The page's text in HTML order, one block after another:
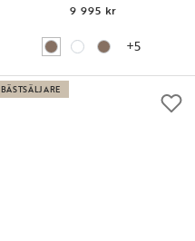
9 995 kr
+5
BÄSTSÄLJARE